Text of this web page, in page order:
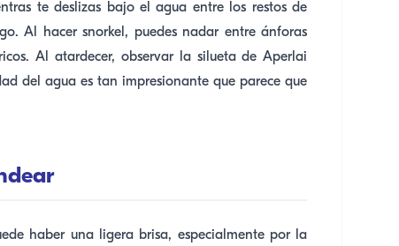
te deslizas bajo el agua entre los restos de
Al hacer snorkel, puedes nadar entre ánforas
Al atardecer, observar la silueta de Aperlai
del agua es tan impresionante que parece que
haber una ligera brisa, especialmente por la